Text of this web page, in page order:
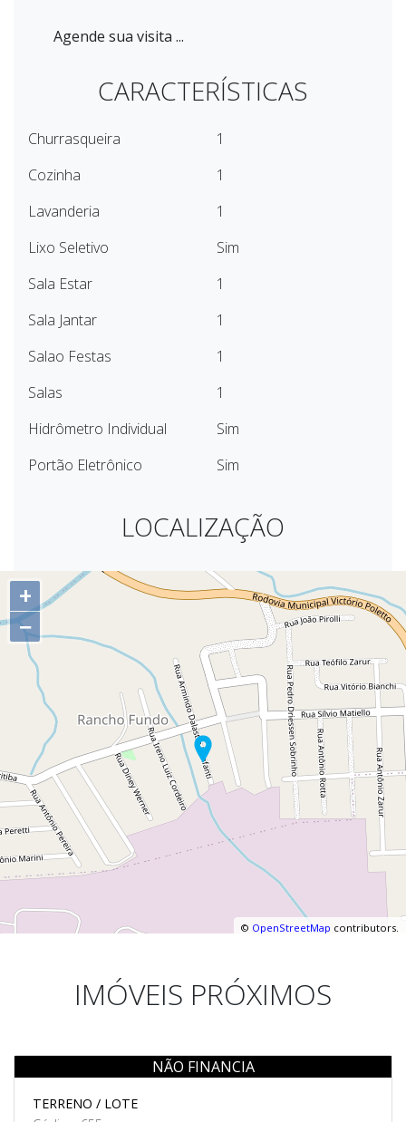
Agende sua visita ...
CARACTERÍSTICAS
Churrasqueira
1
Cozinha
1
Lavanderia
1
Lixo Seletivo
Sim
Sala Estar
1
Sala Jantar
1
Salao Festas
1
Salas
1
Hidrômetro Individual
Sim
Portão Eletrônico
Sim
LOCALIZAÇÃO
+
−
© OpenStreetMap contributors.
IMÓVEIS PRÓXIMOS
Venda
NÃO FINANCIA
TERRENO / LOTE